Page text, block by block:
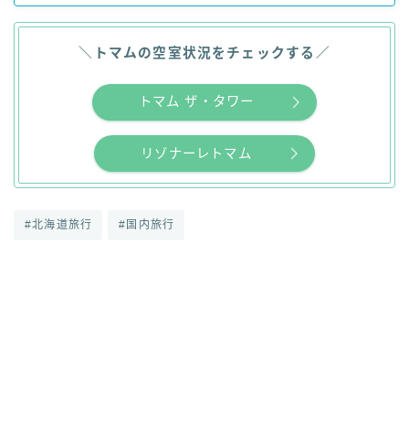
＼ トマムの空室状況をチェックする ／
トマム ザ・タワー
リゾナーレトマム
#北海道旅行 #国内旅行